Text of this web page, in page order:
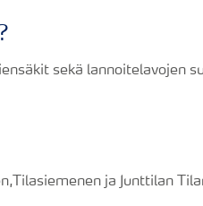
sekä lannoitelavojen
ja Junttilan